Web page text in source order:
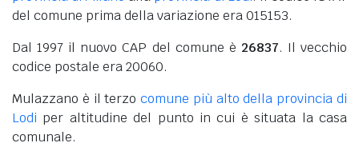
del comune prima della variazione era 015153.
Dal 1997 il nuovo CAP del comune è 26837. Il vecchio
codice postale era 20060.
Mulazzano è il terzocomune più alto della provincia di
Lodi per altitudine del punto in cui è situata la casa
comunale.